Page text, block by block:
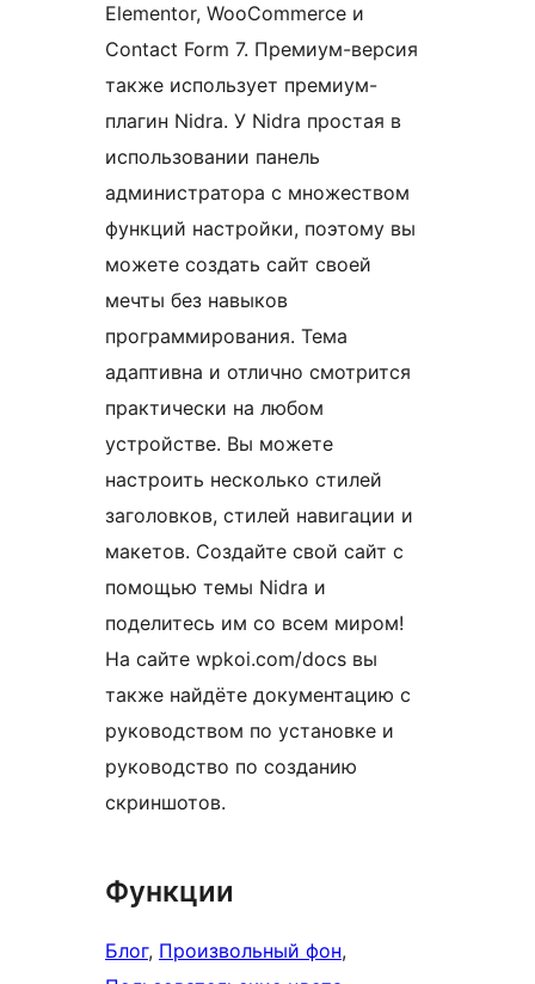
Elementor, WooCommerce и
Contact Form 7. Премиум-версия
также использует премиум-
плагин Nidra. У Nidra простая в
использовании панель
администратора с множеством
функций настройки, поэтому вы
можете создать сайт своей
мечты без навыков
программирования. Тема
адаптивна и отлично смотрится
практически на любом
устройстве. Вы можете
настроить несколько стилей
заголовков, стилей навигации и
макетов. Создайте свой сайт с
помощью темы Nidra и
поделитесь им со всем миром!
На сайте wpkoi.com/docs вы
также найдёте документацию с
руководством по установке и
руководство по созданию
скриншотов.
Функции
Блог, Произвольный фон